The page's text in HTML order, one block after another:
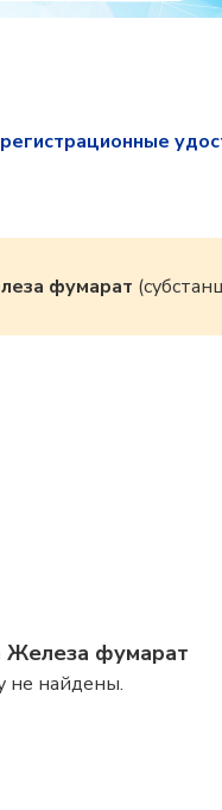
фумарат
Железа фумарат
не найдены.